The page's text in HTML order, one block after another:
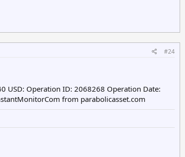
#24
USD: Operation ID: 2068268 Operation Date:
from parabolicasset.com